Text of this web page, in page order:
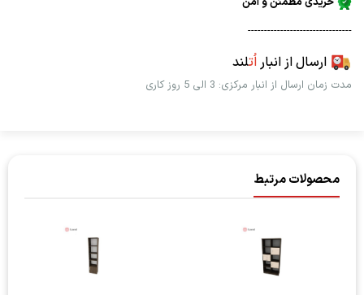
--------------------------------
ارسال از انباراُتلند
مدت زمان ارسال از انبار مرکزی: 3 الی 5 روز کاری
محصولات مرتبط